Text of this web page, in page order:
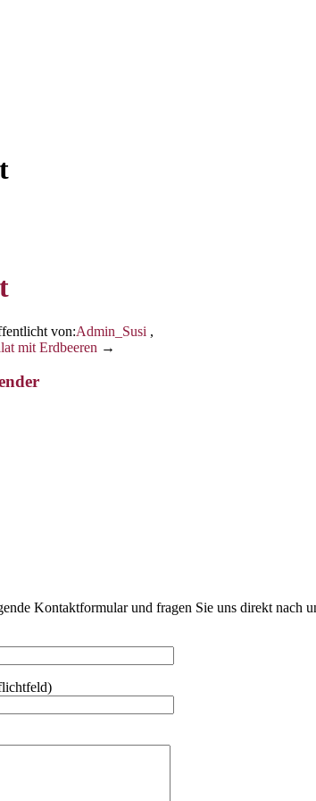
von:Admin_Susi ,
mit Erdbeeren →
Kontaktformular und fragen Sie uns direkt nach